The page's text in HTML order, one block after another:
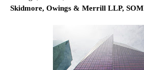
Skidmore, Owings & Merrill LLP, SOM